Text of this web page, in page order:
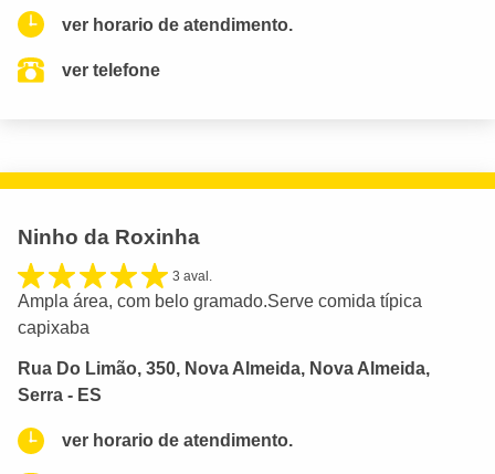
ver horario de atendimento.
ver telefone
Ninho da Roxinha
3 aval.
Ampla área, com belo gramado.Serve comida típica
capixaba
Rua Do Limão, 350, Nova Almeida, Nova Almeida,
Serra - ES
ver horario de atendimento.